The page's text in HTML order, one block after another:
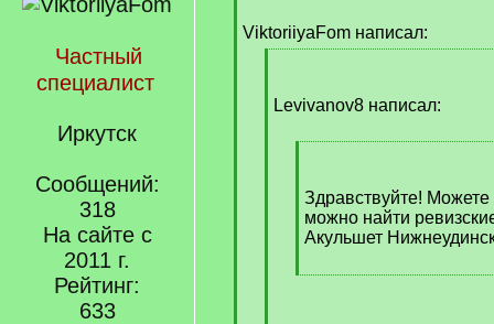
Частный
специалист
Иркутск
Сообщений:
318
На сайте с
2011 г.
Рейтинг:
633
q
ViktoriiyaFom написал:
]Levivanov8 написал:
]
Здравствуйте! Можете
можно найти
Акульшет
[